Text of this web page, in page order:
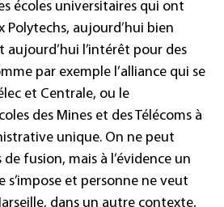
écoles universitaires qui ont
Polytechs, aujourd’hui bien
aujourd’hui l’intérêt pour des
par exemple l’alliance qui se
et Centrale, ou le
des Mines et des Télécoms à
unique. On ne peut
fusion, mais à l’évidence un
s’impose et personne ne veut
dans un autre contexte,